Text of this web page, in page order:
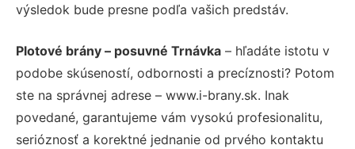
výsledok bude presne podľa vašich predstáv.
Plotové brány – posuvné Trnávka – hľadáte istotu v
podobe skúseností, odbornosti a precíznosti? Potom
ste na správnej adrese – www.i-brany.sk. Inak
povedané, garantujeme vám vysokú profesionalitu,
serióznosť a korektné jednanie od prvého kontaktu